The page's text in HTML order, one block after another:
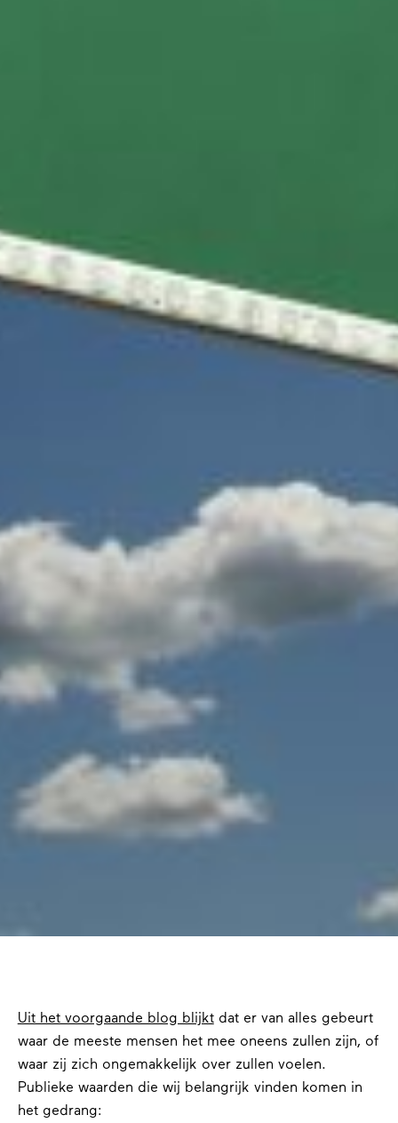
Uit het voorgaande blog blijktdat er van alles gebeurt
waar de meeste mensen het mee oneens zullen zijn, of
waar zij zich ongemakkelijk over zullen voelen.
Publieke waarden die wij belangrijk vinden komen in
het gedrang: